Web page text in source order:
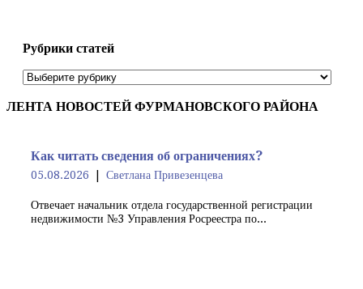
Рубрики статей
Рубрики
статей
ЛЕНТА НОВОСТЕЙ ФУРМАНОВСКОГО РАЙОНА
Как читать сведения об ограничениях?
05.08.2026 Светлана Привезенцева
Отвечает начальник отдела государственной регистрации
недвижимости №3 Управления Росреестра по...